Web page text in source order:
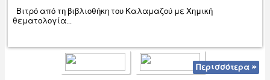
Περισσότερα »
Περισσότερα »
Περισσότερα »
Περισσότερα »
Περισσότερα »
Περισσότερα »
Περισσότερα »
Περισσότερα »
Περισσότερα »
Περισσότερα »
Περισσότερα »
Περισσότερα »
Περισσότερα »
Περισσότερα »
Περισσότερα »
Περισσότερα »
Περισσότερα »
Περισσότερα »
Περισσότερα »
Περισσότερα »
Βιτρό από τη βιβλιοθήκη του Καλαμαζού με Χημική
θεματολογία...
Περισσότερα »